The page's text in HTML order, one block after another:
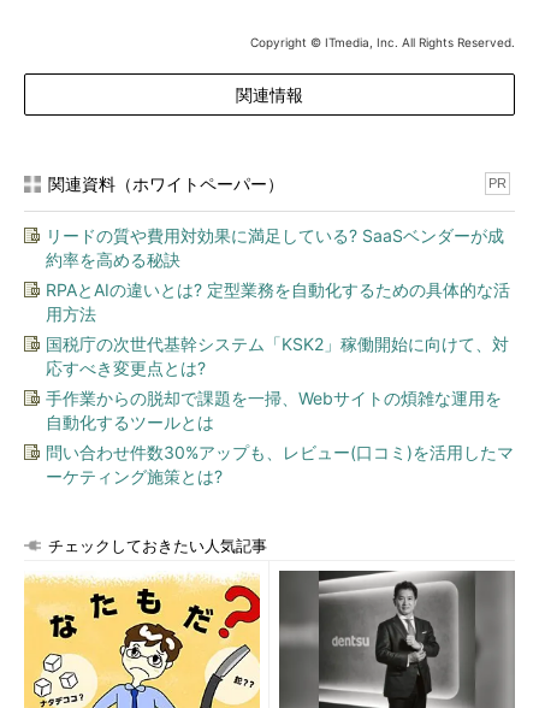
Copyright © ITmedia, Inc. All Rights Reserved.
関連情報
関連資料（ホワイトペーパー） PR
リードの質や費用対効果に満足している? SaaSベンダーが成
約率を高める秘訣
RPAとAIの違いとは? 定型業務を自動化するための具体的な活
用方法
国税庁の次世代基幹システム「KSK2」稼働開始に向けて、対
応すべき変更点とは?
手作業からの脱却で課題を一掃、Webサイトの煩雑な運用を
自動化するツールとは
問い合わせ件数30%アップも、レビュー(口コミ)を活用したマ
ーケティング施策とは?
チェックしておきたい人気記事